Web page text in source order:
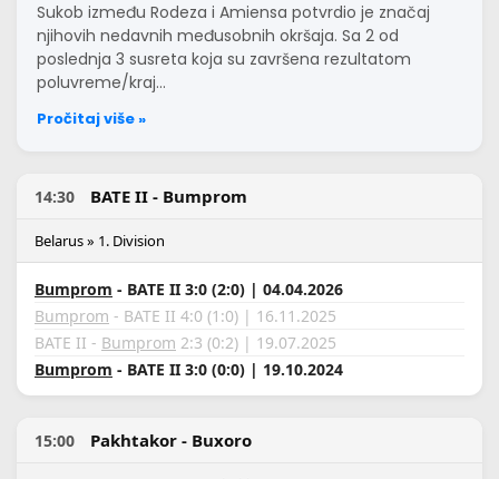
Sukob između Rodeza i Amiensa potvrdio je značaj
njihovih nedavnih međusobnih okršaja. Sa 2 od
poslednja 3 susreta koja su završena rezultatom
poluvreme/kraj…
Pročitaj više »
14:30 BATE II - Bumprom
Belarus » 1. Division
Bumprom - BATE II 3:0 (2:0) | 04.04.2026
Bumprom - BATE II 4:0 (1:0) | 16.11.2025
BATE II - Bumprom 2:3 (0:2) | 19.07.2025
Bumprom - BATE II 3:0 (0:0) | 19.10.2024
15:00 Pakhtakor - Buxoro